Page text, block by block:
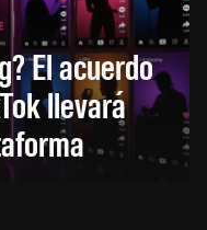
El acuerdo
llevará